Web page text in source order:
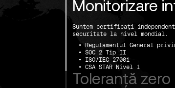
Monitorizare
Suntem certificați
securitate la nivel mondial.
• Regulamentul General
• SOC 2 Tip II
• ISO/IEC 27001
• CSA STAR Nivel 1
Toleranță